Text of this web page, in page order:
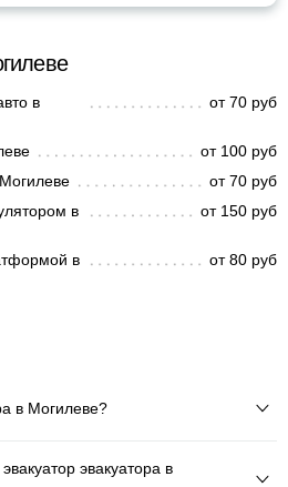
в
от 70 руб
от 100 руб
от 70 руб
в
от 150 руб
в
от 80 руб
в Могилеве?
эвакуатора в